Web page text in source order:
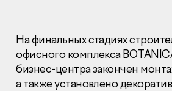
На финальных стадиях
офисного комплекса
бизнес-центра закончен
а также установлено